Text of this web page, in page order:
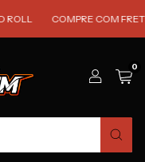
COMPRE COM FRETE
0